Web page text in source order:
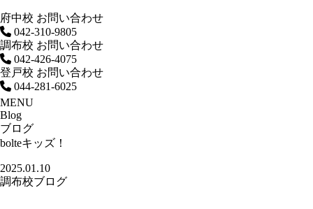
府中校 お問い合わせ
042-310-9805
調布校 お問い合わせ
042-426-4075
登戸校 お問い合わせ
044-281-6025
MENU
Blog
ブログ
bolteキッズ！
2025.01.10
調布校ブログ